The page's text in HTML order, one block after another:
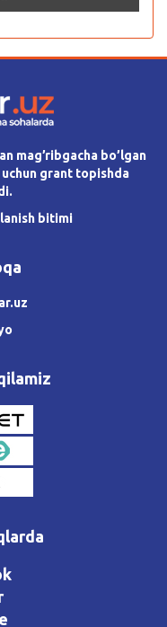
mag’ribgacha bo’lgan
grant topishda
bitimi